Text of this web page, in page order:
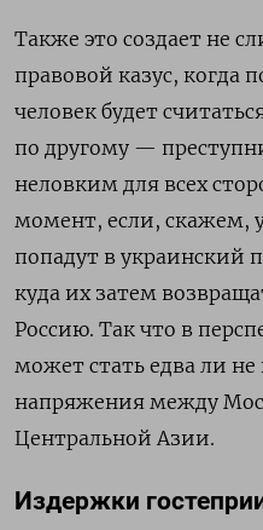
Также это создает не
правовой казус, когда
человек будет
по другому —
неловким для всех
момент, если, скажем,
попадут в украинский
куда их затем
Россию. Так что в
может стать едва ли
напряжения между
Центральной Азии.
Издержки